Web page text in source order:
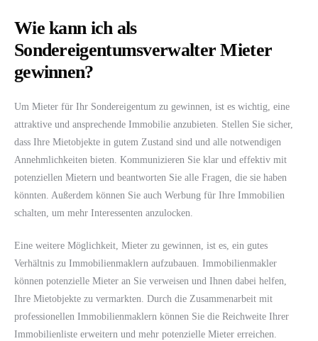
Wie kann ich als
Sondereigentumsverwalter Mieter
gewinnen?
Um Mieter für Ihr Sondereigentum zu gewinnen, ist es wichtig, eine
attraktive und ansprechende Immobilie anzubieten. Stellen Sie sicher,
dass Ihre Mietobjekte in gutem Zustand sind und alle notwendigen
Annehmlichkeiten bieten. Kommunizieren Sie klar und effektiv mit
potenziellen Mietern und beantworten Sie alle Fragen, die sie haben
könnten. Außerdem können Sie auch Werbung für Ihre Immobilien
schalten, um mehr Interessenten anzulocken.
Eine weitere Möglichkeit, Mieter zu gewinnen, ist es, ein gutes
Verhältnis zu Immobilienmaklern aufzubauen. Immobilienmakler
können potenzielle Mieter an Sie verweisen und Ihnen dabei helfen,
Ihre Mietobjekte zu vermarkten. Durch die Zusammenarbeit mit
professionellen Immobilienmaklern können Sie die Reichweite Ihrer
Immobilienliste erweitern und mehr potenzielle Mieter erreichen.